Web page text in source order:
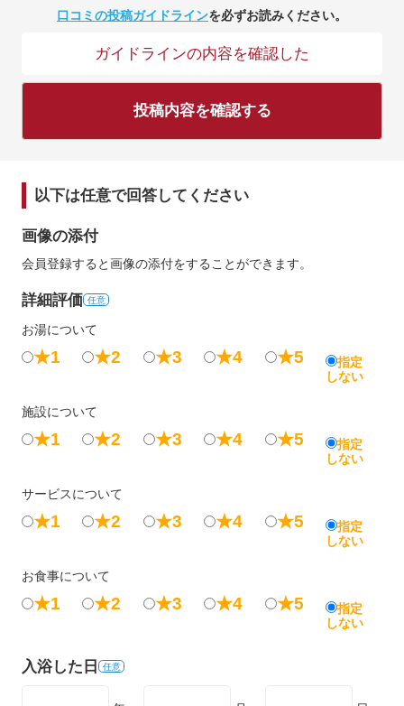
口コミの投稿ガイドラインを必ずお読みください。
ガイドラインの内容を確認した
投稿内容を確認する
以下は任意で回答してください
画像の添付
会員登録すると画像の添付をすることができます。
詳細評価 任意
お湯について
★1 ★2 ★3 ★4 ★5
指定
しない
施設について
★1 ★2 ★3 ★4 ★5
指定
しない
サービスについて
★1 ★2 ★3 ★4 ★5
指定
しない
お食事について
★1 ★2 ★3 ★4 ★5
指定
しない
入浴した日 任意